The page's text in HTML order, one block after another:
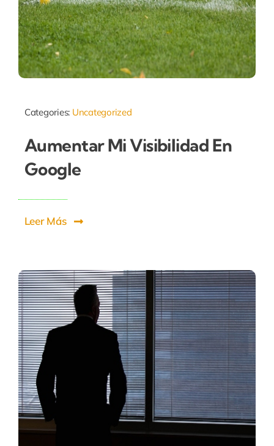
Categories: Uncategorized
Aumentar Mi Visibilidad En
Google
Leer Más